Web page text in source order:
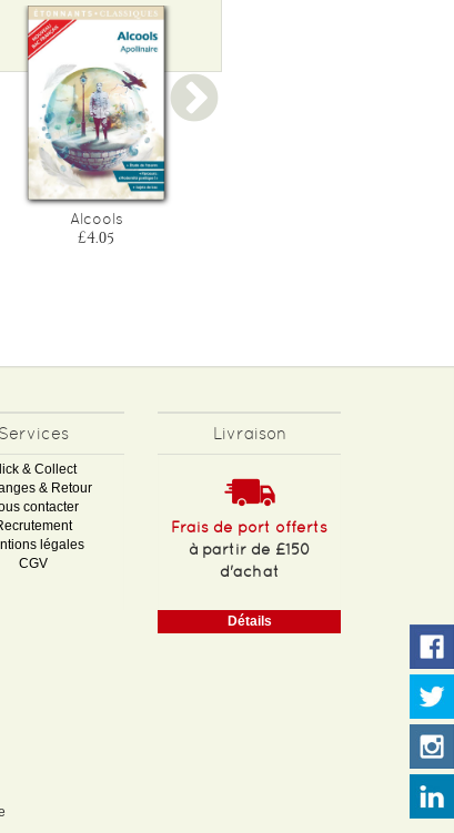
Alcools
£4.05
Services
& Collect
& Retour
contacter
légales
CGV
Livraison
Frais de port offerts
à partir de £150
d'achat
Détails